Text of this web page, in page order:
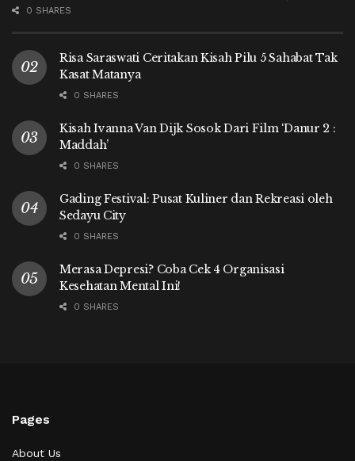
0 SHARES
Risa Saraswati Ceritakan Kisah Pilu 5 Sahabat Tak
Kasat Matanya
0 SHARES
Kisah Ivanna Van Dijk Sosok Dari Film ‘Danur 2 :
Maddah’
0 SHARES
Gading Festival: Pusat Kuliner dan Rekreasi oleh
Sedayu City
0 SHARES
Merasa Depresi? Coba Cek 4 Organisasi
Kesehatan Mental Ini!
0 SHARES
Pages
About Us